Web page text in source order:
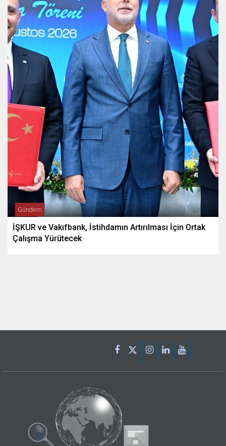
Gündem
İŞKUR ve Vakıfbank, İstihdamın Artırılması İçin Ortak
Çalışma Yürütecek